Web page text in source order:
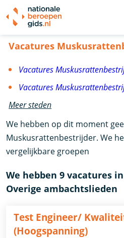
Vacatures
Vacatures
Vacatures
Vacatures
Meer steden
We hebben op dit moment
Muskusrattenbestrijder. We
vergelijkbare groepen
We hebben 9 vacatures
Overige ambachtslieden
Test Engineer/
(Hoogspanning)